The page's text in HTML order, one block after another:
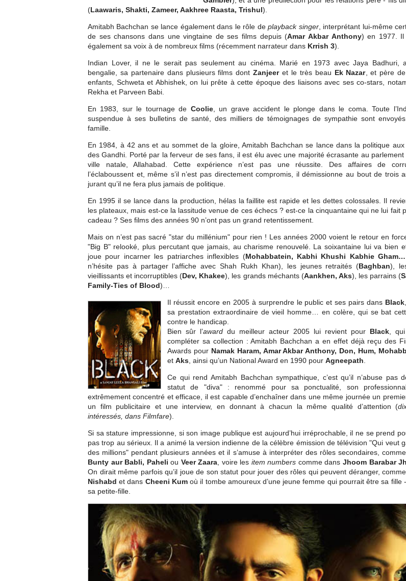
(Laawaris, Shakti, Zameer, Aakhree Raasta, Trishul).
Amitabh Bachchan se lance également dans le rôle deplayback singer, interprétant lui-même
de ses chansons dans une vingtaine de ses films depuis (Amar Akbar Anthony) en 1977. Il
également sa voix à de nombreux films (récemment narrateur dans Krrish 3).
Indian Lover, il ne le serait pas seulement au cinéma. Marié en 1973 avec Jaya Badhuri,
bengalie, sa partenaire dans plusieurs films dontZanjeeret le très beau Ek Nazar, et père
enfants, Schweta et Abhishek, on lui prête à cette époque des liaisons avec ses co-stars,
Rekha et Parveen Babi.
En 1983, sur le tournage de Coolie, un grave accident le plonge dans le coma. Toute
suspendue à ses bulletins de santé, des milliers de témoignages de sympathie sont
famille.
En 1984, à 42 ans et au sommet de la gloire, Amitabh Bachchan se lance dans la politique aux
des Gandhi. Porté par la ferveur de ses fans, il est élu avec une majorité écrasante au parlement
ville natale, Allahabad. Cette expérience n’est pas une réussite. Des affaires de
l’éclaboussent et, même s’il n’est pas directement compromis, il démissionne au bout de trois
jurant qu’il ne fera plus jamais de politique.
En 1995 il se lance dans la production, hélas la faillite est rapide et les dettes colossales. Il
les plateaux, mais est-ce la lassitude venue de ces échecs ? est-ce la cinquantaine qui ne lui fait
cadeau ? Ses films des années 90 n’ont pas un grand retentissement.
Mais on n’est pas sacré "star du millénium" pour rien ! Les années 2000 voient le retour en
"Big B" relooké, plus percutant que jamais, au charisme renouvelé. La soixantaine lui va bien
joue pour incarner les patriarches inflexibles (Mohabbatein, Kabhi Khushi Kabhie Gham…
n’hésite pas à partager l’affiche avec Shah Rukh Khan), les jeunes retraités (Baghban),
vieillissants et incorruptibles (Dev, Khakee), les grands méchants (Aankhen, Aks), les parrains (
Family-Ties of Blood)…
Il réussit encore en 2005 à surprendre le public et ses pairs dans Black
sa prestation extraordinaire de vieil homme… en colère, qui se bat
contre le handicap.
Bien sûr l’award du meilleur acteur 2005 lui revient pour Black,
compléter sa collection : Amitabh Bachchan a en effet déjà reçu des
Awards pour Namak Haram, Amar Akbar Anthony, Don, Hum,
et Aks, ainsi qu’un National Award en 1990 pour Agneepath.
Ce qui rend Amitabh Bachchan sympathique, c’est qu’il n’abuse pas
statut de "diva" : renommé pour sa ponctualité, son
extrêmement concentré et efficace, il est capable d’enchaîner dans une même journée un
un film publicitaire et une interview, en donnant à chacun la même qualité d’attention (
intéressés, dans Filmfare).
Si sa stature impressionne, si son image publique est aujourd’hui irréprochable, il ne se prend
pas trop au sérieux. Il a animé la version indienne de la célèbre émission de télévision "Qui veut
des millions" pendant plusieurs années et il s’amuse à interpréter des rôles secondaires,
Bunty aur Babli, Paheli ou Veer Zaara, voire les item numbers comme dans Jhoom Barabar
On dirait même parfois qu’il joue de son statut pour jouer des rôles qui peuvent déranger,
Nishabd et dans Cheeni Kumoù il tombe amoureux d’une jeune femme qui pourrait être sa fille
sa petite-fille.